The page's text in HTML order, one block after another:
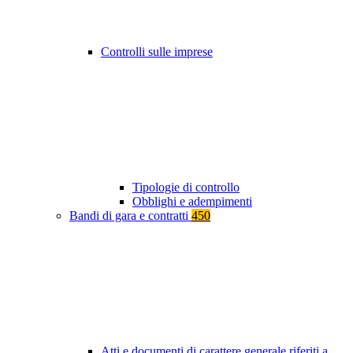
Controlli sulle imprese
Tipologie di controllo
Obblighi e adempimenti
Bandi di gara e contratti 450